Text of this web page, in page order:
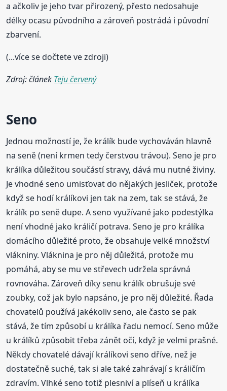
a ačkoliv je jeho tvar přirozený, přesto nedosahuje
délky ocasu původního a zároveň postrádá i původní
zbarvení.
(...více se dočtete ve zdroji)
Zdroj: článek Teju červený
Seno
Jednou možností je, že králík bude vychováván hlavně
na seně (není krmen tedy čerstvou trávou). Seno je pro
králíka důležitou součástí stravy, dává mu nutné živiny.
Je vhodné seno umisťovat do nějakých jesliček, protože
když se hodí králíkovi jen tak na zem, tak se stává, že
králík po seně dupe. A seno využívané jako podestýlka
není vhodné jako králičí potrava. Seno je pro králíka
domácího důležité proto, že obsahuje velké množství
vlákniny. Vláknina je pro něj důležitá, protože mu
pomáhá, aby se mu ve střevech udržela správná
rovnováha. Zároveň díky senu králík obrušuje své
zoubky, což jak bylo napsáno, je pro něj důležité. Řada
chovatelů používá jakékoliv seno, ale často se pak
stává, že tím způsobí u králíka řadu nemocí. Seno může
u králíků způsobit třeba zánět očí, když je velmi prašné.
Někdy chovatelé dávají králíkovi seno dříve, než je
dostatečně suché, tak si ale také zahrávají s králičím
zdravím. Vlhké seno totiž plesniví a plíseň u králíka